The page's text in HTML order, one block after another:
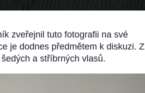
zveřejnil tuto fotografii na své
je dodnes předmětem k diskuzi. Z
a stříbrných vlasů.